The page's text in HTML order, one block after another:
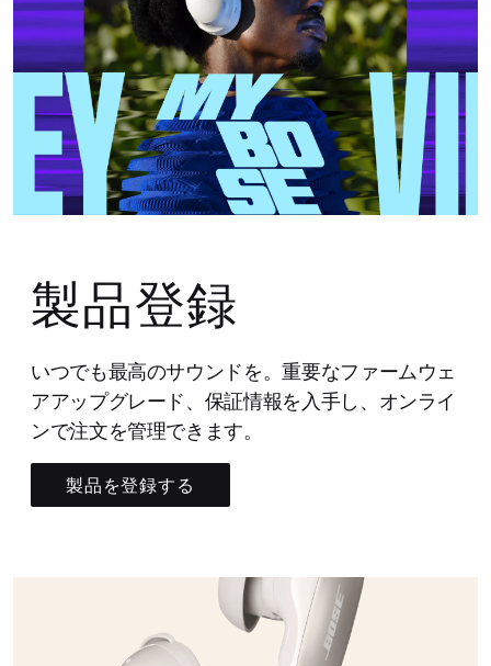
製品登録
いつでも最高のサウンドを。重要なファームウェ
アアップグレード、保証情報を入手し、オンライ
ンで注文を管理できます。
製品を登録する